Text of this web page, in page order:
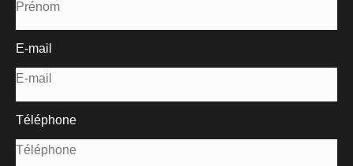
E-mail
Téléphone